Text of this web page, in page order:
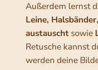
Außerdem lernst
Leine,
austauscht sowie
Retusche kannst
werden deine